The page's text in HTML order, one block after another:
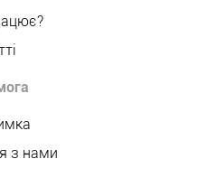
з нами